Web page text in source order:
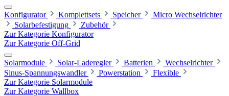
Konfigurator Komplettsets Speicher
Micro Wechselrichter
Solarbefestigung
Zubehör
Zur Kategorie Konfigurator
Zur Kategorie Off-Grid
Solarmodule Solar-Laderegler Batterien
Wechselrichter
Sinus-Spannungswandler
Powerstation
Flexible
Zur Kategorie Solarmodule
Zur Kategorie Wallbox